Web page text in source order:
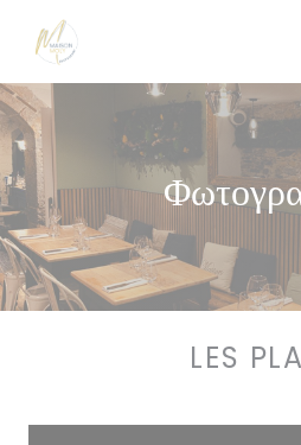
Πίνακας διαχείρισης "Μπισκότων"
LES